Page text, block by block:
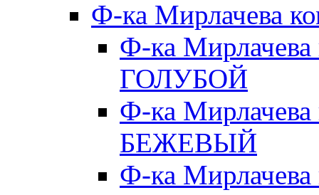
Ф-ка Мирлачева
Ф-ка
ГОЛУБОЙ
Ф-ка
БЕЖЕВЫЙ
Ф-ка